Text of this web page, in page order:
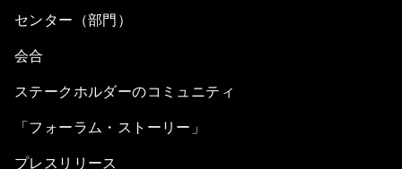
センター（部門）
会合
ステークホルダーのコミュニティ
「フォーラム・ストーリー」
プレスリリース